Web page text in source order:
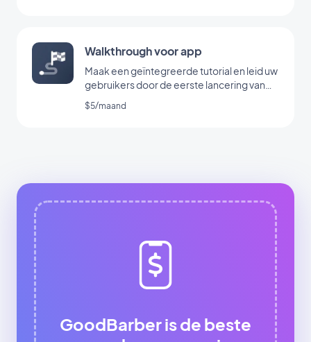
Walkthrough voor app
Maak een geïntegreerde tutorial en leid uw
gebruikers door de eerste lancering van
uw app
$5/maand
GoodBarber is de beste